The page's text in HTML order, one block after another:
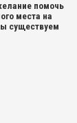
помочь
места на
существуем